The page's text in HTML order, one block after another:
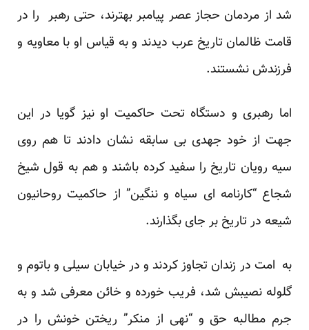
شد از مردمان حجاز عصر پیامبر بهترند، حتی رهبر را در
قامت ظالمان تاریخ عرب دیدند و به قیاس او با معاویه و
فرزندش نشستند.
اما رهبری و دستگاه تحت حاکمیت او نیز گویا در این
جهت از خود جهدی بی سابقه نشان دادند تا هم روی
سیه رویان تاریخ را سفید کرده باشند و هم به قول شیخ
شجاع “کارنامه ای سیاه و ننگین” از حاکمیت روحانیون
شیعه در تاریخ بر جای بگذارند.
به امت در زندان تجاوز کردند و در خیابان سیلی و باتوم و
گلوله نصیبش شد، فریب خورده و خائن معرفی شد و به
جرم مطالبه حق و “نهی از منکر” ریختن خونش را در